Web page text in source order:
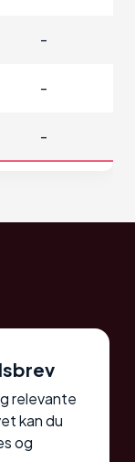
-
-
-
relevante
kan du
og